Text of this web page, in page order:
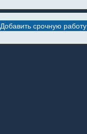
Добавить срочную работу